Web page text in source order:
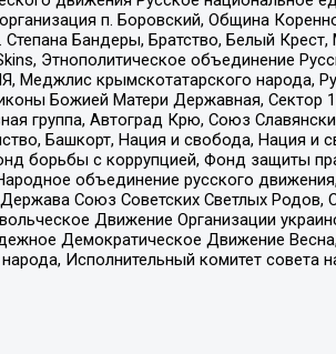
п. Боровский, Община
Бандеры, Братство, Белый Крест,
Этнополитическое объединение
Меджлис крымскотатарского народа,
Божией Матери Державная, Сектор
группа, Автоград Крю, Союз
Башкорт, Нация и свобода, Нация и
борьбы с коррупцией, Фонд защиты
объединение русского
Союз Советских Светлых Родов,
Движение Организации
Демократическое Движение
Исполнительный комитет совета